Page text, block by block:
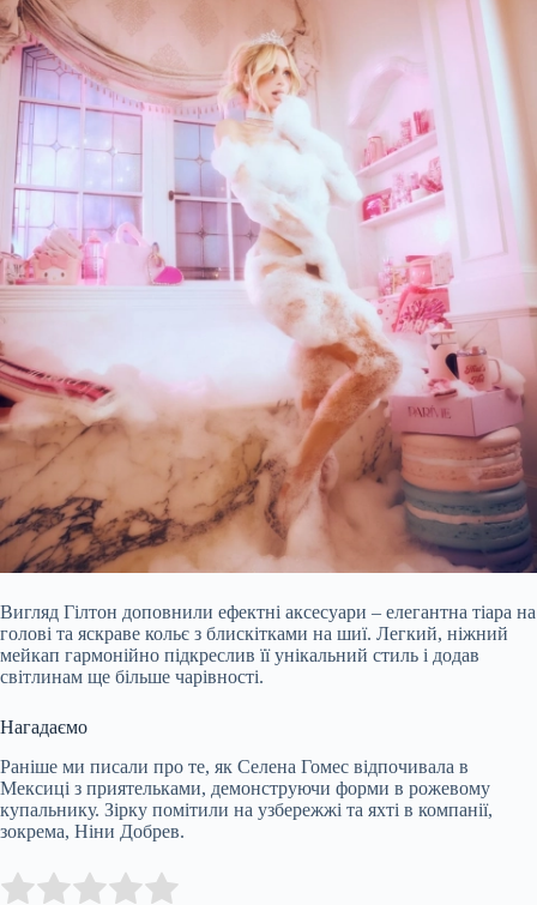
Вигляд Гілтон доповнили ефектні аксесуари – елегантна тіара на
голові та яскраве кольє з блискітками на шиї. Легкий, ніжний
мейкап гармонійно підкреслив її унікальний стиль і додав
світлинам ще більше чарівності.
Нагадаємо
Раніше ми писали про те, як Селена Гомес відпочивала в
Мексиці з приятельками, демонструючи форми в рожевому
купальнику. Зірку помітили на узбережжі та яхті в компанії,
зокрема, Ніни Добрев.
Rate this item: